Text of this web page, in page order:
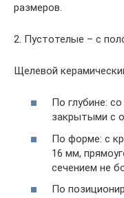
размеров.
2. Пустотелые – с
Щелевой
По глубине:
закрытыми с
По форме: с
16 мм,
сечением не
По